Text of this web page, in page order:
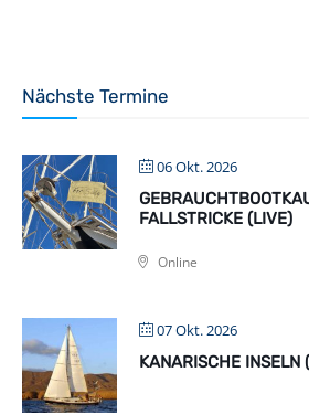
Nächste Termine
06 Okt. 2026
FALLSTRICKE (LIVE)
Online
07 Okt. 2026
KANARISCHE INSELN